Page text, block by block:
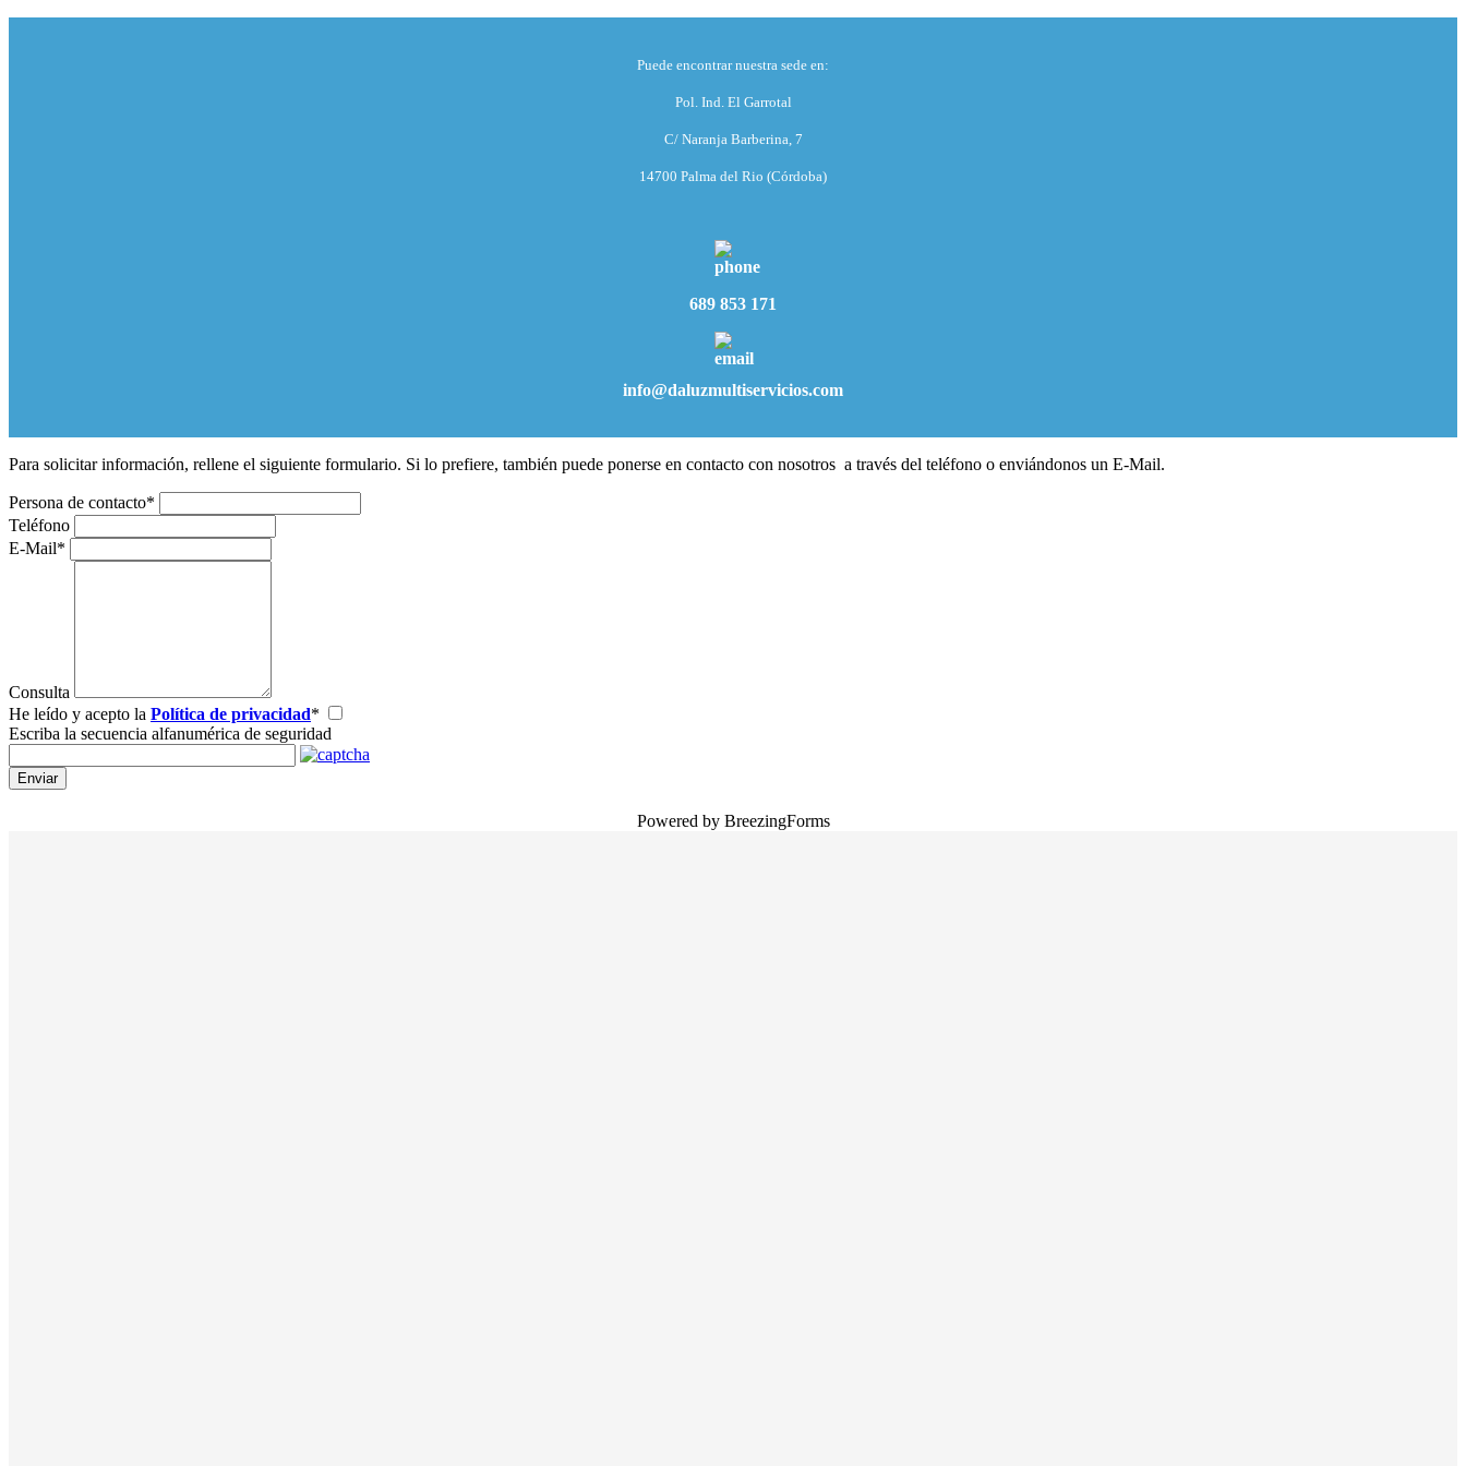
Puede encontrar nuestra sede en:
Pol. Ind. El Garrotal
C/ Naranja Barberina, 7
14700 Palma del Rio (Córdoba)
689 853 171
info@daluzmultiservicios.com
Para solicitar información, rellene el siguiente formulario. Si lo prefiere, también puede ponerse en contacto con nosotros a través del teléfono o enviándonos un E-Mail.
Persona de contacto*
Teléfono
E-Mail*
Consulta
He leído y acepto la Polí­tica de privacidad*
Escriba la secuencia alfanumérica de seguridad
Enviar
Powered by BreezingForms